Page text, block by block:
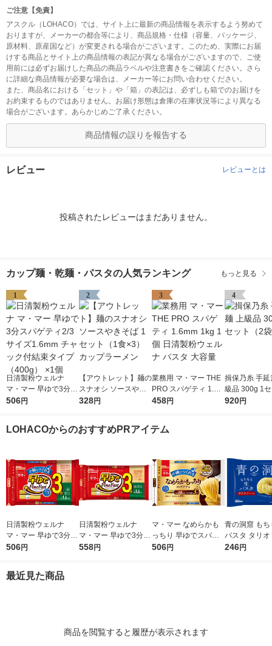
ご注意【免責】
アスクル（LOHACO）では、サイト上に最新の商品情報を表示するよう努めて
おりますが、メーカーの都合等により、商品規格・仕様（容量、パッケージ、
原材料、原産国など）が変更される場合がございます。このため、実際にお届
けする商品とサイト上の商品情報の表記が異なる場合がございますので、ご使
用前には必ずお届けした商品の商品ラベルや注意書きをご確認ください。さら
に詳細な商品情報が必要な場合は、メーカー等にお問い合わせください。
また、商品名における「セット」や「箱」の表記は、必ずしも箱でのお届けを
お約束するものではありません。お届け形態は倉庫の在庫状況等により異なる
場合がございます。あらかじめご了承ください。
商品情報の誤りを報告する
レビュー レビューとは
投稿されたレビューはまだありません。
カップ麺・乾麺・パスタの人気ランキング もっと見る
1
日清製粉ウェルナ
マ・マー 早ゆで3分ス
パゲティ2/3サイズ1.6
506円
2
【アウトレット】麺の
スナオシ ソースやき
そば 1セット（1食×
328円
3
業務用 マ・マー THE
PRO スパゲティ 1.6m
m 1kg 1個 日清製粉ウ
458円
4
揖保乃糸 手延
級品 300g 1
袋）
920円
LOHACOからのおすすめPRアイテム
日清製粉ウェルナ
マ・マー 早ゆで3分ス
パゲティ2/3サイズ1.6
506円
日清製粉ウェルナ
マ・マー 早ゆで3分ス
パゲティ 1.6mm チャ
558円
マ・マー なめらかも
っちり 早ゆでスパゲ
ティ 2/3サイズ チャッ
506円
青の洞窟 もち
パスタ タリオ
1袋（150g）
246円
最近見た商品
商品を閲覧すると履歴が表示されます